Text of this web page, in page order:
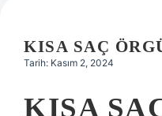
KISA SAÇ
Tarih: Kasım 2, 2024
KISA